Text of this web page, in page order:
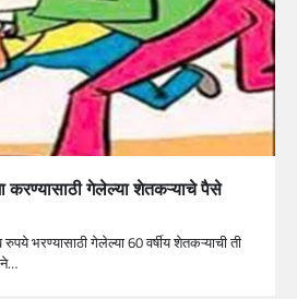
गेलेल्या शेतकऱ्याचे पैसे
भरण्यासाठी गेलेल्या 60 वर्षीय शेतकऱ्याची ती